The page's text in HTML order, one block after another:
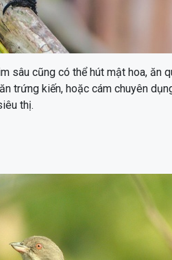
sâu cũng có thể hút mật hoa, ăn
trứng kiến, hoặc cám chuyên
thị.